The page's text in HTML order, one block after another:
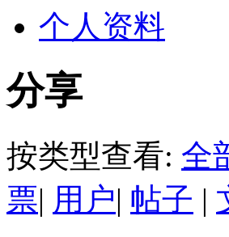
个人资料
分享
按类型查看: 全
票| 用户| 帖子 |